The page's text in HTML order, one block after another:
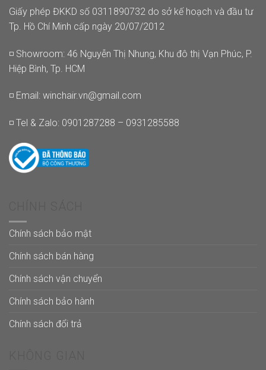
Giấy phép ĐKKD số 0311890732 do sở kế hoạch và đầu tư
Tp. Hồ Chí Minh cấp ngày 20/07/2012
◽ Showroom: 46 Nguyễn Thị Nhung, Khu đô thị Vạn Phúc, P.
Hiệp Bình, Tp. HCM
◽ Email: winchair.vn@gmail.com
◽ Tel & Zalo: 0901287288 – 0931285588
Chính sách bảo mật
Chính sách bán hàng
Chính sách vận chuyển
Chính sách bảo hành
Chính sách đổi trả